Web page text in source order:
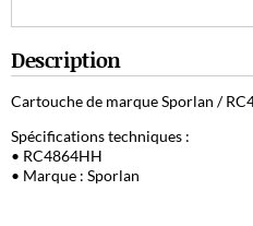
Description
Cartouche de marque Sporlan /
Spécifications techniques :
• RC4864HH
• Marque : Sporlan